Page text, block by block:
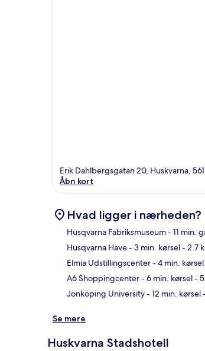
Erik Dahlbergsgatan 20, Huskvarna,
Åbn kort
Hvad ligger i nærheden?
Husqvarna Fabriksmuseum- 11 min.
Husqvarna Have- 3 min. kørsel- 2.7
Elmia Udstillingscenter- 4 min. kørsel
A6 Shoppingcenter- 6 min. kørsel-
Jönköping University- 12 min. kørsel
Se mere
Huskvarna Stadshotell